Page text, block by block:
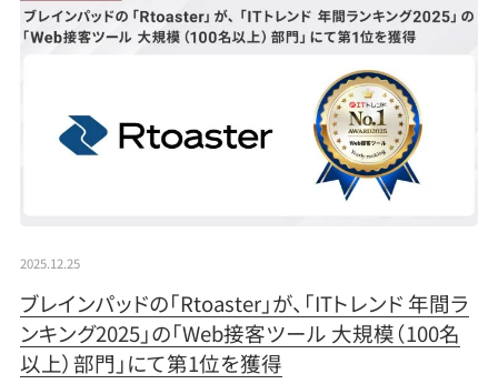
2025.12.25
ブレインパッドの「Rtoaster」が、「ITトレンド 年間ラ
ンキング2025」の「Web接客ツール 大規模（100名
以上）部門」にて第1位を獲得